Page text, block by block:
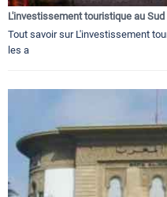
L'investissement touristique au
Tout savoir sur L'investissement
les a